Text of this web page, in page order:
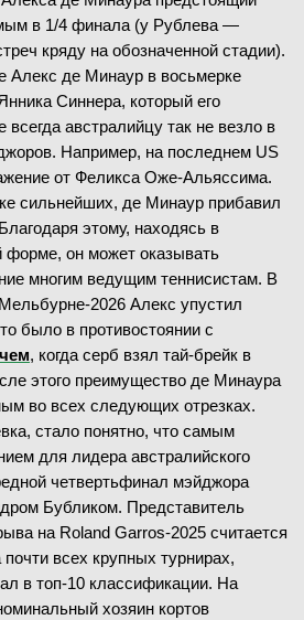
в 1/4 финала (у Рублева —
кряду на обозначенной стадии).
Алекс де Минаур в восьмерке
Синнера, который его
всегда австралийцу так не везло в
Например, на последнем US
от Феликса Оже-Альяссима.
сильнейших, де Минаур прибавил
этому, находясь в
форме, он может оказывать
многим ведущим теннисистам. В
2026 Алекс упустил
было в противостоянии с
, когда серб взял тай-брейк в
этого преимущество де Минаура
во всех следующих отрезках.
стало понятно, что самым
для лидера австралийского
четвертьфинал мэйджора
Бубликом. Представитель
на Roland Garros-2025 считается
всех крупных турнирах,
в топ-10 классификации. На
хозяин кортов